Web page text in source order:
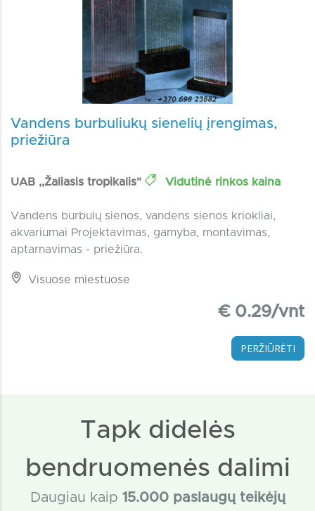
Vandens burbuliukų sienelių įrengimas,
priežiūra
UAB ,,Žaliasis tropikalis" Vidutinė rinkos kaina
Vandens burbulų sienos, vandens sienos kriokliai,
akvariumai Projektavimas, gamyba, montavimas,
aptarnavimas - priežiūra.
Visuose miestuose
€ 0.29/vnt
PERŽIŪRĖTI
Tapk didelės
bendruomenės dalimi
Daugiau kaip 15.000 paslaugų teikėjų